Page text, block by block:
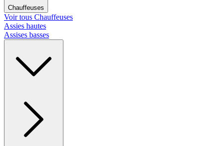
Chauffeuses
Voir tous Chauffeuses
Assies hautes
Assises basses